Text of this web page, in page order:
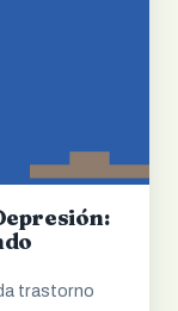
trastorno